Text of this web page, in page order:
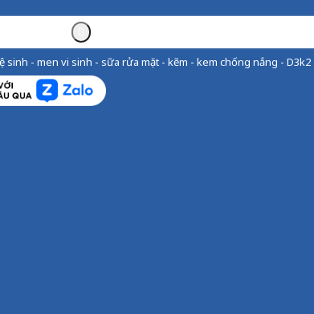
sinh - men vi sinh - sữa rửa mặt - kẽm - kem chống nắng - D3k2